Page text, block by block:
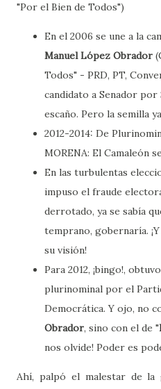
"Por el Bien de Todos")
En el 2006 se une a la
Manuel López Obrador
Todos" - PRD, PT,
candidato a Senador
escaño. Pero la semilla
2012-2014: De
MORENA: El Camaleón
En las turbulentas
impuso el fraude
derrotado, ya se sabía
temprano, gobernaría. ¡Y
su visión!
Para 2012, ¡bingo!,
plurinominal por el
Democrática. Y ojo, no
Obrador, sino con el de "
nos olvide! Poder es
Ahí, palpó el malestar de la